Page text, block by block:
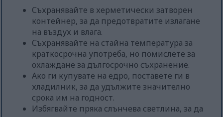
Съхранявайте в херметически затворен
контейнер, за да предотвратите излагане
на въздух и влага.
Съхранявайте на стайна температура за
краткосрочна употреба, но помислете за
охлаждане за дългосрочно съхранение.
Ако ги купувате на едро, поставете ги в
хладилник, за да удължите значително
срока им на годност.
Избягвайте пряка слънчева светлина, за да